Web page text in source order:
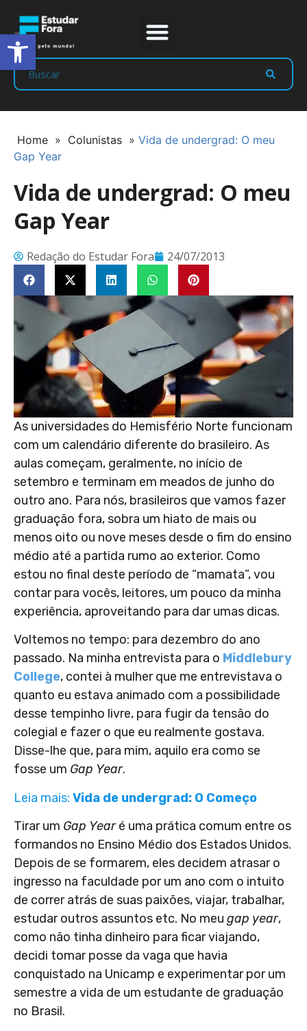
Home » Colunistas » Vida de undergrad: O meu
Gap Year
Vida de undergrad: O meu
Gap Year
Redação do Estudar Fora 24/07/2013
As universidades do Hemisfério Norte funcionam
com um calendário diferente do brasileiro. As
aulas começam, geralmente, no início de
setembro e terminam em meados de junho do
outro ano. Para nós, brasileiros que vamos fazer
graduação fora, sobra um hiato de mais ou
menos oito ou nove meses desde o fim do ensino
médio até a partida rumo ao exterior. Como
estou no final deste período de “mamata”, vou
contar para vocês, leitores, um pouco da minha
experiência, aproveitando para dar umas dicas.
Voltemos no tempo: para dezembro do ano
passado. Na minha entrevista para o Middlebury
College, contei à mulher que me entrevistava o
quanto eu estava animado com a possibilidade
desse tempinho livre, para fugir da tensão do
colegial e fazer o que eu realmente gostava.
Disse-lhe que, para mim, aquilo era como se
fosse um Gap Year.
Leia mais: Vida de undergrad: O Começo
Tirar um Gap Yearé uma prática comum entre os
formandos no Ensino Médio dos Estados Unidos.
Depois de se formarem, eles decidem atrasar o
ingresso na faculdade por um ano com o intuito
de correr atrás de suas paixões, viajar, trabalhar,
estudar outros assuntos etc. No meu gap year,
como não tinha dinheiro para ficar viajando,
decidi tomar posse da vaga que havia
conquistado na Unicamp e experimentar por um
semestre a vida de um estudante de graduação
no Brasil.
Abrir a barra de ferramentas